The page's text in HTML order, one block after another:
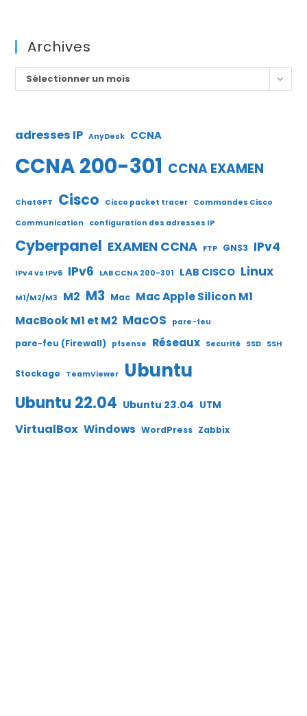
Archives
Archives
Sélectionner un mois
adresses IP AnyDesk CCNA
CCNA 200-301 CCNA EXAMEN
ChatGPT Cisco Cisco packet tracer Commandes Cisco
Communication
configuration des adresses IP
Cyberpanel EXAMEN CCNA FTP GNS3 IPv4
IPv4 vs IPv6 IPv6 LAB CCNA 200-301 LAB CISCO Linux
M1/M2/M3 M2 M3 Mac Mac Apple Silicon M1
MacBook M1 et M2 MacOS pare-feu
pare-feu (Firewall) pfsense Réseaux Securité SSD SSH
Stockage TeamViewer Ubuntu
Ubuntu 22.04 Ubuntu 23.04 UTM
VirtualBox Windows WordPress Zabbix